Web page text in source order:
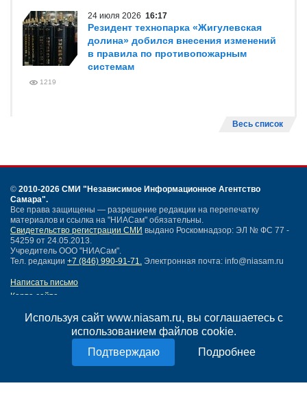
Используя сайт www.niasam.ru, вы соглашаетесь с
использованием файлов cookie.
Подробнее
24 июля 2026 16:17
Резидент технопарка «Жигулевская
долина» добился внесения изменений
в правила по противопожарным
системам
1219
Весь список
© 2010-2026 СМИ "Независимое Информационное Агентство
Самара".
Все права защищены — разрешение редакции на перепечатку
материалов и ссылка на "НИАСам" обязательны.
Свидетельство регистрации СМИ выдано Роскомнадзор: ЭЛ № ФС 77 -
54259 от 24.05.2013.
Учредитель ООО "НИАСам".
Тел. редакции +7 (846) 990-91-71. Электронная почта: info@niasam.ru
Написать письмо
Карта сайта
Политика конфиденциальности
Согласие на обработку персональных данных